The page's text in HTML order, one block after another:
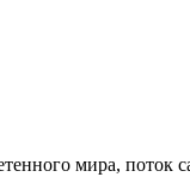
мира,